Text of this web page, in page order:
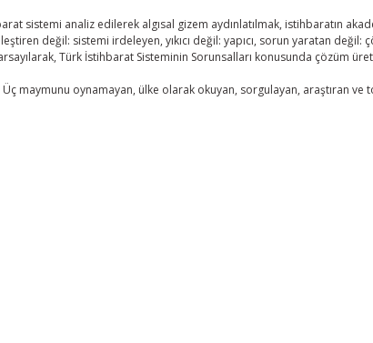
sistemi analiz edilerek algısal gizem aydınlatılmak, istihbaratın
değil: sistemi irdeleyen, yıkıcı değil: yapıcı, sorun yaratan
Türk İstihbarat Sisteminin Sorunsalları konusunda çözüm
maymunu oynamayan, ülke olarak okuyan, sorgulayan, araştıran ve